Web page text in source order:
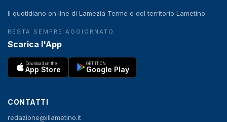
Il quotidiano on line di Lamezia Terme e del territorio Lametino
RESTA SEMPRE AGGIORNATO
Scarica l'App
Download on the
App Store
GET IT ON
Google Play
CONTATTI
redazione@illametino.it